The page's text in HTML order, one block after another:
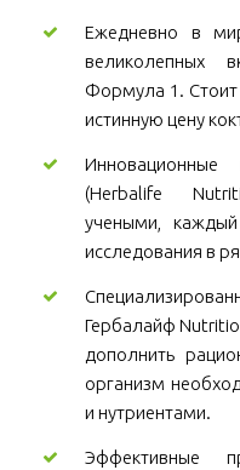
Ежедневно в
великолепных
Формула 1. Стоит
истинную цену
(Herbalife
учеными, каждый
исследования в
Гербалайф
дополнить
организм
и нутриентами.
Эффективные